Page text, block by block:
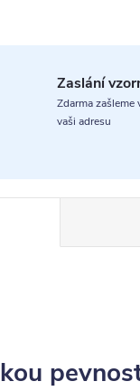
Zaslání
Zdarma zašleme
vaši adresu